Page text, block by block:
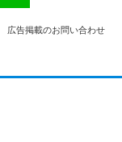
広告掲載のお問い合わせ